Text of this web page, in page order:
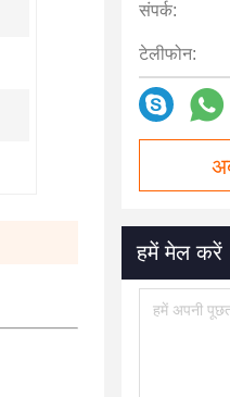
संपर्क:
टेलीफोन:
हमें मेल करें